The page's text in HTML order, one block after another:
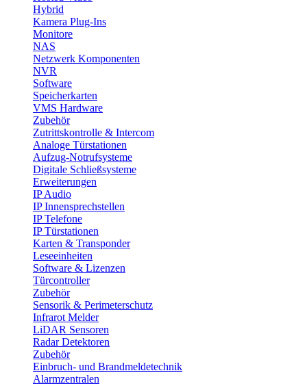
Hybrid
Kamera Plug-Ins
Monitore
NAS
Netzwerk Komponenten
NVR
Software
Speicherkarten
VMS Hardware
Zubehör
Zutrittskontrolle & Intercom
Analoge Türstationen
Aufzug-Notrufsysteme
Digitale Schließsysteme
Erweiterungen
IP Audio
IP Innensprechstellen
IP Telefone
IP Türstationen
Karten & Transponder
Leseeinheiten
Software & Lizenzen
Türcontroller
Zubehör
Sensorik & Perimeterschutz
Infrarot Melder
LiDAR Sensoren
Radar Detektoren
Zubehör
Einbruch- und Brandmeldetechnik
Alarmzentralen